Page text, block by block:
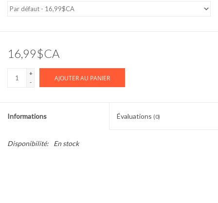
16,99$CA
+
-
AJOUTER AU PANIER
Informations Évaluations (0)
Disponibilité: En stock